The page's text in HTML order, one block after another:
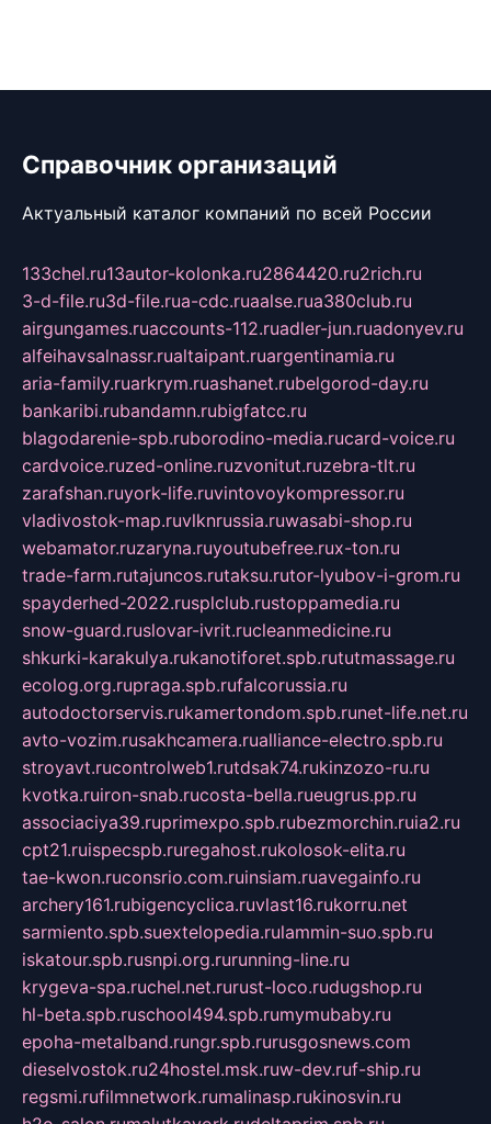
Справочник организаций
Актуальный каталог компаний по всей России
133chel.ru13autor-kolonka.ru2864420.ru2rich.ru
3-d-file.ru3d-file.rua-cdc.ruaalse.rua380club.ru
airgungames.ruaccounts-112.ruadler-jun.ruadonyev.ru
alfeihavsalnassr.rualtaipant.ruargentinamia.ru
aria-family.ruarkrym.ruashanet.rubelgorod-day.ru
bankaribi.rubandamn.rubigfatcc.ru
blagodarenie-spb.ruborodino-media.rucard-voice.ru
cardvoice.ruzed-online.ruzvonitut.ruzebra-tlt.ru
zarafshan.ruyork-life.ruvintovoykompressor.ru
vladivostok-map.ruvlknrussia.ruwasabi-shop.ru
webamator.ruzaryna.ruyoutubefree.rux-ton.ru
trade-farm.rutajuncos.rutaksu.rutor-lyubov-i-grom.ru
spayderhed-2022.rusplclub.rustoppamedia.ru
snow-guard.ruslovar-ivrit.rucleanmedicine.ru
shkurki-karakulya.rukanotiforet.spb.rututmassage.ru
ecolog.org.rupraga.spb.rufalcorussia.ru
autodoctorservis.rukamertondom.spb.runet-life.net.ru
avto-vozim.rusakhcamera.rualliance-electro.spb.ru
stroyavt.rucontrolweb1.rutdsak74.rukinzozo-ru.ru
kvotka.ruiron-snab.rucosta-bella.rueugrus.pp.ru
associaciya39.ruprimexpo.spb.rubezmorchin.ruia2.ru
cpt21.ruispecspb.ruregahost.rukolosok-elita.ru
tae-kwon.ruconsrio.com.ruinsiam.ruavegainfo.ru
archery161.rubigencyclica.ruvlast16.rukorru.net
sarmiento.spb.suextelopedia.rulammin-suo.spb.ru
iskatour.spb.rusnpi.org.rurunning-line.ru
krygeva-spa.ruchel.net.rurust-loco.rudugshop.ru
hl-beta.spb.ruschool494.spb.rumymubaby.ru
epoha-metalband.rungr.spb.rurusgosnews.com
dieselvostok.ru24hostel.msk.ruw-dev.ruf-ship.ru
regsmi.rufilmnetwork.rumalinasp.rukinosvin.ru